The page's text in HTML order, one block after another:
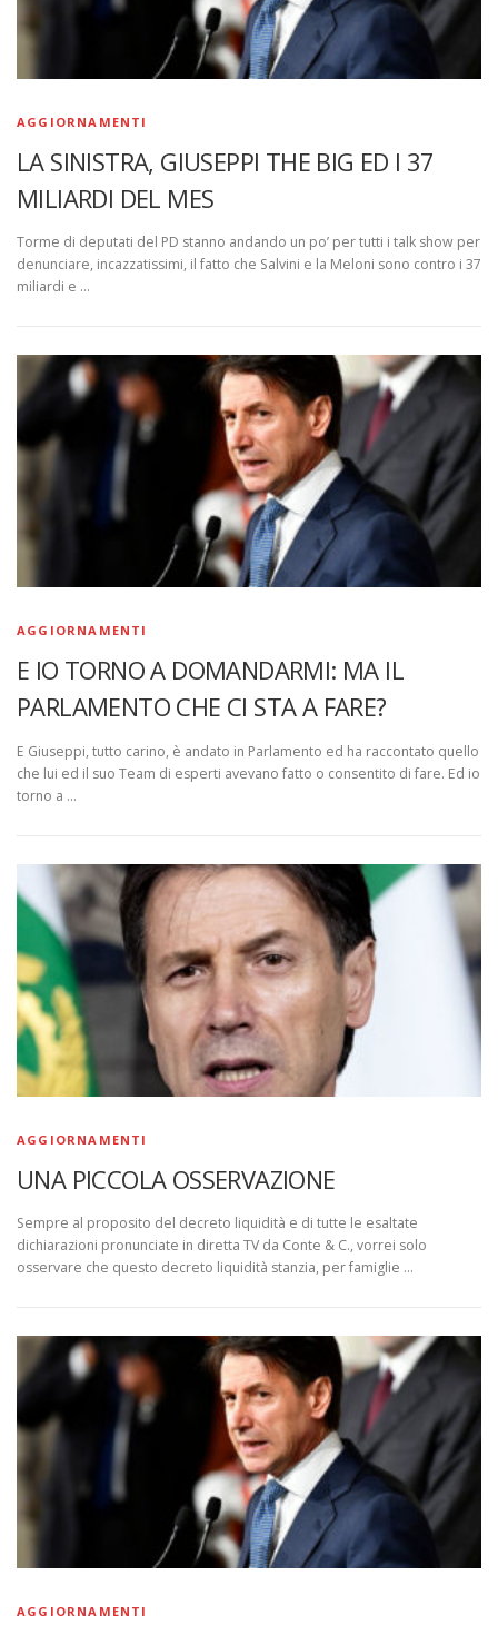
AGGIORNAMENTI
LA SINISTRA, GIUSEPPI THE BIG ED I 37
MILIARDI DEL MES
Torme di deputati del PD stanno andando un po’ per tutti i talk show per
denunciare, incazzatissimi, il fatto che Salvini e la Meloni sono contro i 37
miliardi e …
AGGIORNAMENTI
E IO TORNO A DOMANDARMI: MA IL
PARLAMENTO CHE CI STA A FARE?
E Giuseppi, tutto carino, è andato in Parlamento ed ha raccontato quello
che lui ed il suo Team di esperti avevano fatto o consentito di fare. Ed io
torno a …
AGGIORNAMENTI
UNA PICCOLA OSSERVAZIONE
Sempre al proposito del decreto liquidità e di tutte le esaltate
dichiarazioni pronunciate in diretta TV da Conte & C., vorrei solo
osservare che questo decreto liquidità stanzia, per famiglie …
AGGIORNAMENTI